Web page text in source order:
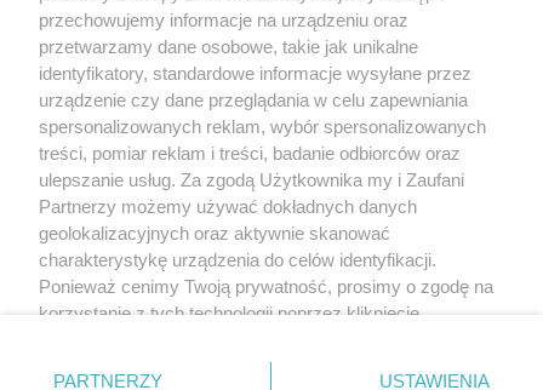
tym także elektroniczny lub mechaniczny) na jakimkolwiek polu
eksploatacji w jakiejkolwiek formie, włącznie z umieszczaniem w Internecie
bez pisemnej zgody właściciela praw. Jakiekolwiek użycie lub
wykorzystanie utworów w całości lub w części z naruszeniem prawa, tzn.
bez właściwej zgody, jest zabronione pod groźbą kary i może być ścigane
prawnie.
O nas
przechowujemy informacje na urządzeniu oraz
przetwarzamy dane osobowe, takie jak unikalne
identyfikatory, standardowe informacje wysyłane przez
urządzenie czy dane przeglądania w celu zapewniania
spersonalizowanych reklam, wybór spersonalizowanych
treści, pomiar reklam i treści, badanie odbiorców oraz
ulepszanie usług. Za zgodą Użytkownika my i Zaufani
Partnerzy możemy używać dokładnych danych
geolokalizacyjnych oraz aktywnie skanować
charakterystykę urządzenia do celów identyfikacji.
Ponieważ cenimy Twoją prywatność, prosimy o zgodę na
korzystanie z tych technologii poprzez kliknięcie
zmienić/wycofać klikając przycisk ustawień prywatności
PARTNERZY USTAWIENIA